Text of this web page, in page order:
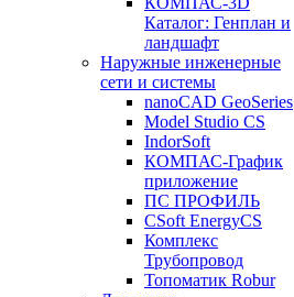
Каталог: Генплан и
ландшафт
Наружные инженерные
сети и системы
nanoCAD GeoSeries
Model Studio CS
IndorSoft
КОМПАС-График
приложение
ПС ПРОФИЛЬ
CSoft EnergyCS
Комплекс
Трубопровод
Топоматик Robur